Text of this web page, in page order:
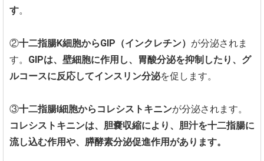
す。
②十二指腸K細胞からGIP（インクレチン） が分泌されま
す。 GIPは、壁細胞に作用し、胃酸分泌を抑制したり、グ
ルコースに反応してインスリン分泌を促します。
③十二指腸I細胞からコレシストキニンが分泌されます。
コレシストキニンは、胆嚢収縮により、胆汁を十二指腸に
流し込む作用や、膵酵素分泌促進作用があります。